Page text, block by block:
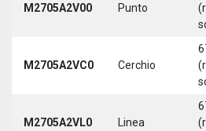
M2705A2V00 Punto
M2705A2VC0 Cerchio
M2705A2VL0 Linea